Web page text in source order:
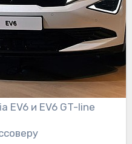
EV6 и EV6 GT-line